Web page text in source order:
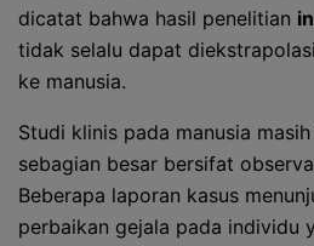
dicatat bahwa hasil penelitian
tidak selalu dapat
ke manusia.
Studi klinis pada manusia
sebagian besar bersifat
Beberapa laporan kasus
perbaikan gejala pada individu